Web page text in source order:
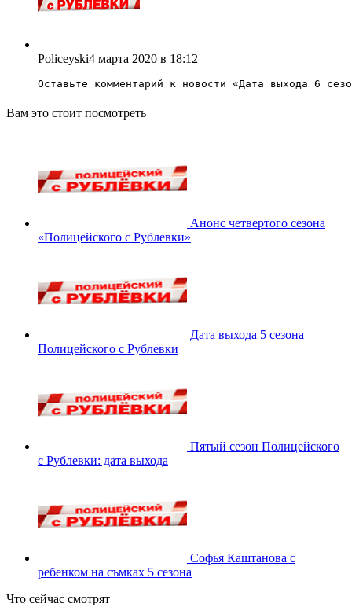
Policeyski4 марта 2020 в 18:12
Оставьте комментарий к новости «Дата выхода 6
Вам это стоит посмотреть
Анонс четвертого сезона
«Полицейского с Рублевки»
Дата выхода 5 сезона
Полицейского с Рублевки
Пятый сезон Полицейского
с Рублевки: дата выхода
Софья Каштанова с
ребенком на съмках 5 сезона
Что сейчас смотрят